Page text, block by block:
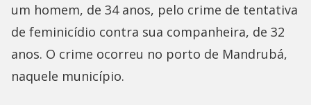
um homem, de 34 anos, pelo crime de tentativa
de feminicídio contra sua companheira, de 32
anos. O crime ocorreu no porto de Mandrubá,
naquele município.